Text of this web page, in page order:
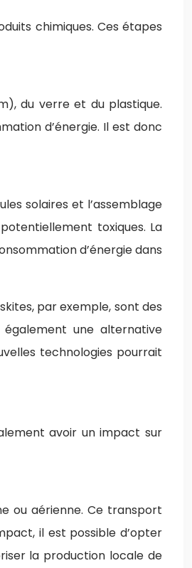
chimiques. Ces étapes
du verre et du plastique.
d’énergie. Il est donc
solaires et l’assemblage
toxiques. La
d’énergie dans
par exemple, sont des
une alternative
technologies pourrait
avoir un impact sur
ou aérienne. Ce transport
il est possible d’opter
la production locale de